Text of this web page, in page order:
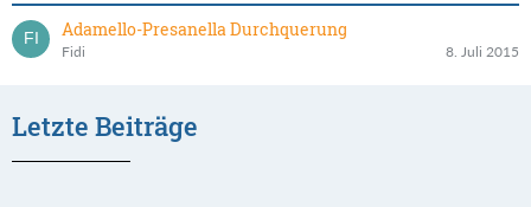
Adamello-Presanella Durchquerung
Fidi 8. Juli 2015
Letzte Beiträge